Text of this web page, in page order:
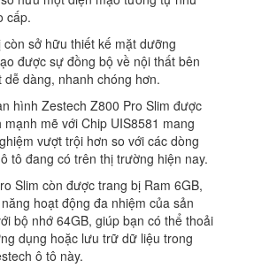
cấp.
sở hữu thiết kế mặt dưỡng
được sự đồng bộ về nội thất bên
dàng, nhanh chóng hơn.
hình Zestech Z800 Pro Slim được
mẽ với Chip UIS8581 mang
vượt trội hơn so với các dòng
tô đang có trên thị trường hiện nay.
Slim còn được trang bị Ram 6GB,
hoạt động đa nhiệm của sản
bộ nhớ 64GB, giúp bạn có thể thoải
dụng hoặc lưu trữ dữ liệu trong
ô tô này.